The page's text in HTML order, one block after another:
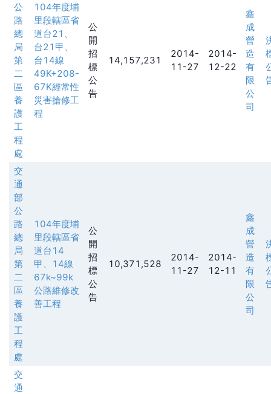
公
路
總
局
第
二
區
養
護
工
程
處
104年度埔
里段轄區省
道台21、
台21甲、
台14線
49K+208-
67K經常性
災害搶修工
程
公
開
招
標
公
告
14,157,231
2014-
11-27
2014-
12-22
鑫
成
營
造
有
限
公
司
交
通
部
公
路
總
局
第
二
區
養
護
工
程
處
104年度埔
里段轄區省
道台14
甲、14線
67k~99k
公路維修改
善工程
公
開
招
標
公
告
10,371,528
2014-
11-27
2014-
12-11
鑫
成
營
造
有
限
公
司
交
通